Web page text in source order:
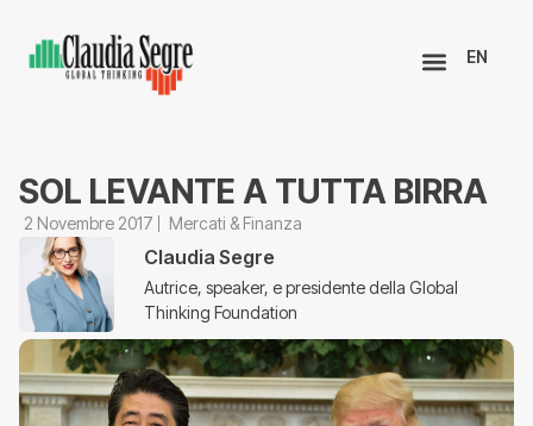
EN
SOL LEVANTE A TUTTA BIRRA
2 Novembre 2017 Mercati & Finanza
Claudia Segre
Autrice, speaker, e presidente della Global
Thinking Foundation